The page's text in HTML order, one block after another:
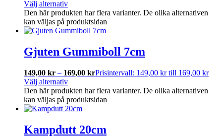
Välj alternativ
Den här produkten har flera varianter. De olika alternativen
kan väljas på produktsidan
Gjuten Gummiboll 7cm
149,00 kr – 169,00 krPrisintervall: 149,00 kr till 169,00 kr
Välj alternativ
Den här produkten har flera varianter. De olika alternativen
kan väljas på produktsidan
Kampdutt 20cm